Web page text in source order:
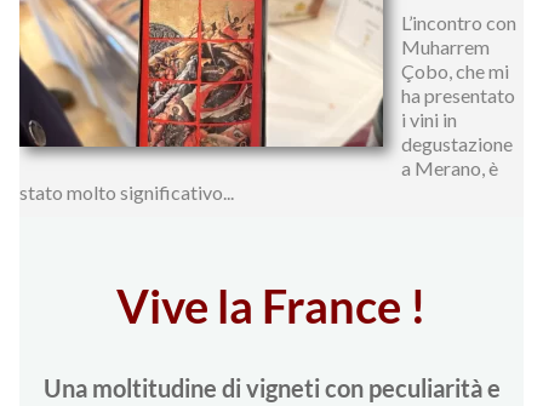
L’incontro con
Muharrem
Çobo, che mi
ha presentato
i vini in
degustazione
a Merano, è
stato molto significativo...
Vive la France !
Una moltitudine di vigneti con peculiarità e